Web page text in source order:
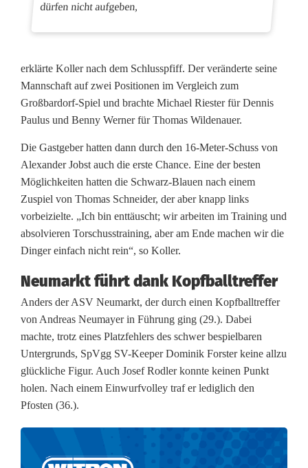
g
g
S
V
b
l
e
i
b
t
w
e
i
t
dürfen nicht aufgeben,
erklärte Koller nach dem Schlusspfiff. Der veränderte seine
Mannschaft auf zwei Positionen im Vergleich zum
Großbardorf-Spiel und brachte Michael Riester für Dennis
Paulus und Benny Werner für Thomas Wildenauer.
Die Gastgeber hatten dann durch den 16-Meter-Schuss von
Alexander Jobst auch die erste Chance. Eine der besten
Möglichkeiten hatten die Schwarz-Blauen nach einem
Zuspiel von Thomas Schneider, der aber knapp links
vorbeizielte. „Ich bin enttäuscht; wir arbeiten im Training und
absolvieren Torschusstraining, aber am Ende machen wir die
Dinger einfach nicht rein“, so Koller.
Neumarkt führt dank Kopfballtreffer
Anders der ASV Neumarkt, der durch einen Kopfballtreffer
von Andreas Neumayer in Führung ging (29.). Dabei
machte, trotz eines Platzfehlers des schwer bespielbaren
Untergrunds, SpVgg SV-Keeper Dominik Forster keine allzu
glückliche Figur. Auch Josef Rodler konnte keinen Punkt
holen. Nach einem Einwurfvolley traf er lediglich den
Pfosten (36.).